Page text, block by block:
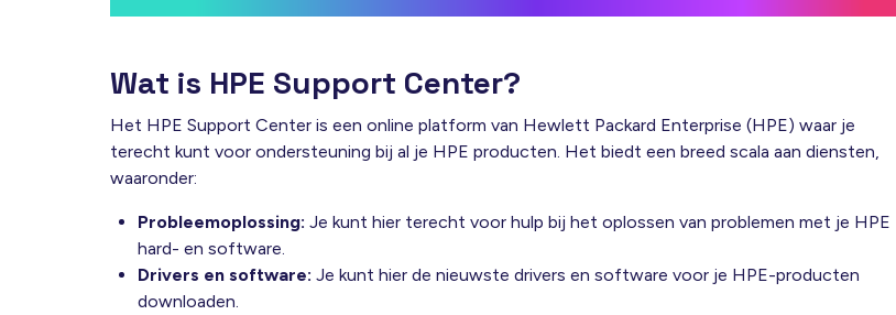
Wat is HPE Support Center?
Het HPE Support Center is een online platform van Hewlett Packard Enterprise (HPE) waar je
terecht kunt voor ondersteuning bij al je HPE producten. Het biedt een breed scala aan diensten,
waaronder:
Probleemoplossing: Je kunt hier terecht voor hulp bij het oplossen van problemen met je HPE
hard- en software.
Drivers en software: Je kunt hier de nieuwste drivers en software voor je HPE-producten
downloaden.